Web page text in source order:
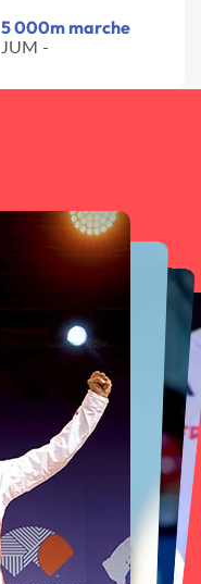
5 000m marche
JUM -